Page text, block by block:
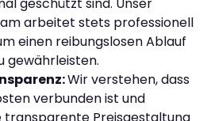
arbeitet stets professionell
einen reibungslosen Ablauf
gewährleisten.
Wir verstehen, dass
verbunden ist und
transparente Preisgestaltung